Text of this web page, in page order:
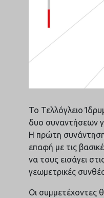
Το Τελλόγλειο
δυο συναντήσεων
Η πρώτη
επαφή με τις
να τους εισάγει
γεωμετρικές
Οι συμμετέχοντες